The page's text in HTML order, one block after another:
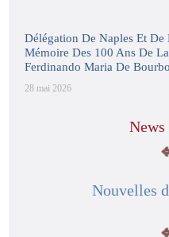
Délégation De Naples Et De
Mémoire Des 100 Ans De
Ferdinando Maria De
28 mai 2026
Nouvelles